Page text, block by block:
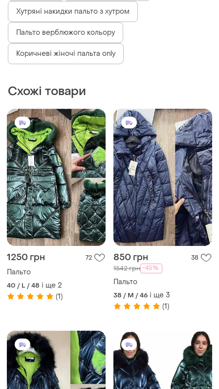
Хутряні накидки пальто з хутром
Пальто верблюжого кольору
Коричневі жіночі пальта only
Схожі товари
1250 грн 72
Пальто
40 / L / 48 і ще 2
(1)
850 грн 38
1542 грн -45%
Пальто
38 / M / 46 і ще 3
(1)